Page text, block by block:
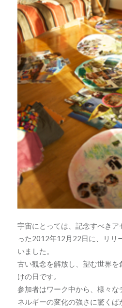
宇宙にとっては、記念すべき
った2012年12月22日に、リリ
いました。
古い観念を解放し、望む世界
けの日です。
参加者はワーク中から、様々
ネルギーの変化の強さに驚く